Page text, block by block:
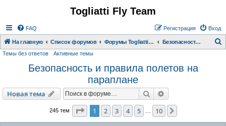
Togliatti Fly Team
FAQ Вход
Регистрация
На главную Список форумов Форумы Togliatti Fly Team Безопасность и правила полетов на параплане
Темы без ответов Активные темы
Безопасность и правила полетов на
параплане
Новая тема
Новаятема Поиск
245 тем Страница из 10
1 2 3 4 5 10